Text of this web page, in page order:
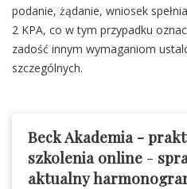
podanie, żądanie, wniosek
2 KPA, co w tym przypadku
zadość innym wymaganiom
szczególnych.
Beck Akademia -
szkolenia online -
aktualny